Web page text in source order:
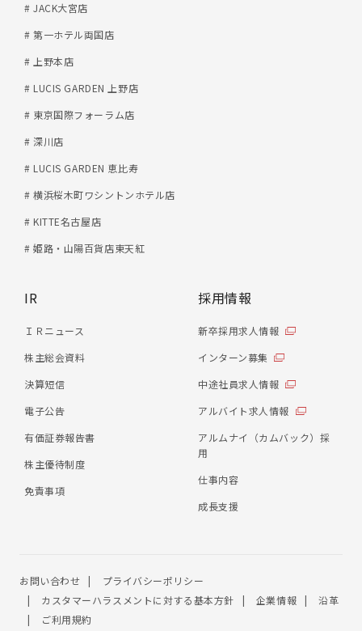
# JACK大宮店
# 第一ホテル両国店
# 上野本店
# LUCIS GARDEN 上野店
# 東京国際フォーラム店
# 深川店
# LUCIS GARDEN 恵比寿
# 横浜桜木町ワシントンホテル店
# KITTE名古屋店
# 姫路・山陽百貨店東天紅
採用情報
新卒採用求人情報
インターン募集
中途社員求人情報
アルバイト求人情報
アルムナイ（カムバック）採
用
仕事内容
成長支援
IR
ＩＲニュース
株主総会資料
決算短信
電子公告
有価証券報告書
株主優待制度
免責事項
お問い合わせ
プライバシーポリシー
カスタマーハラスメントに対する基本方針
企業情報
沿革
ご利用規約